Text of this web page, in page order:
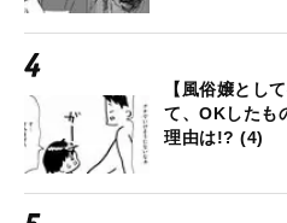
【風俗嬢とし
て、OKしたも
理由は!? (4)